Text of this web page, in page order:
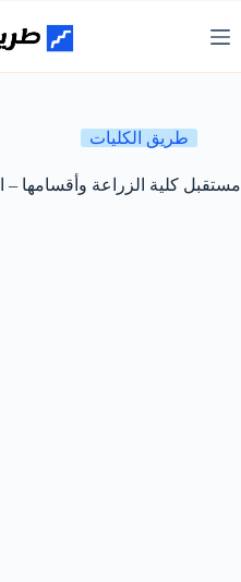
إلى
المحتوى
طريق الكليات
مستقبل كلية الزراعة وأقسامها –